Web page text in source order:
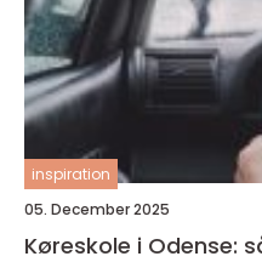
inspiration
05. December 2025
Køreskole i Odense: